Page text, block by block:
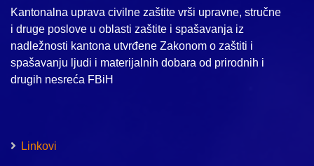
Kantonalna uprava civilne zaštite vrši upravne, stručne
i druge poslove u oblasti zaštite i spašavanja iz
nadležnosti kantona utvrđene Zakonom o zaštiti i
spašavanju ljudi i materijalnih dobara od prirodnih i
drugih nesreća FBiH
Linkovi